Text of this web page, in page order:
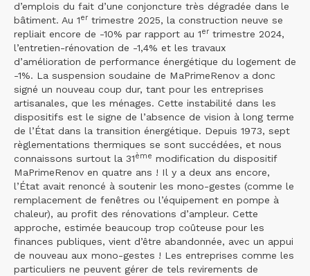
d’emplois du fait d’une conjoncture très dégradée dans le
bâtiment. Au 1er trimestre 2025, la construction neuve se
repliait encore de -10% par rapport au 1er trimestre 2024,
l’entretien-rénovation de -1,4% et les travaux
d’amélioration de performance énergétique du logement de
-1%. La suspension soudaine de MaPrimeRenov a donc
signé un nouveau coup dur, tant pour les entreprises
artisanales, que les ménages. Cette instabilité dans les
dispositifs est le signe de l’absence de vision à long terme
de l’État dans la transition énergétique. Depuis 1973, sept
règlementations thermiques se sont succédées, et nous
connaissons surtout la 31ème modification du dispositif
MaPrimeRenov en quatre ans ! Il y a deux ans encore,
l’État avait renoncé à soutenir les mono-gestes (comme le
remplacement de fenêtres ou l’équipement en pompe à
chaleur), au profit des rénovations d’ampleur. Cette
approche, estimée beaucoup trop coûteuse pour les
finances publiques, vient d’être abandonnée, avec un appui
de nouveau aux mono-gestes ! Les entreprises comme les
particuliers ne peuvent gérer de tels revirements de